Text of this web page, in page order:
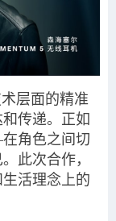
层面的精准
传递。正如
角色之间切
此次合作，
活理念上的